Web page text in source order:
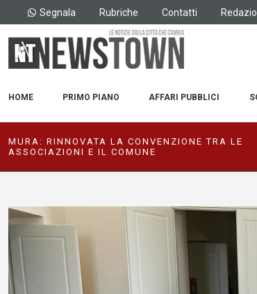
Segnala Rubriche Contatti
HOME PRIMO PIANO AFFARI PUBBLICI
MURA: RINNOVATA LA CONVENZIONE TRA LE
ASSOCIAZIONI E IL COMUNE